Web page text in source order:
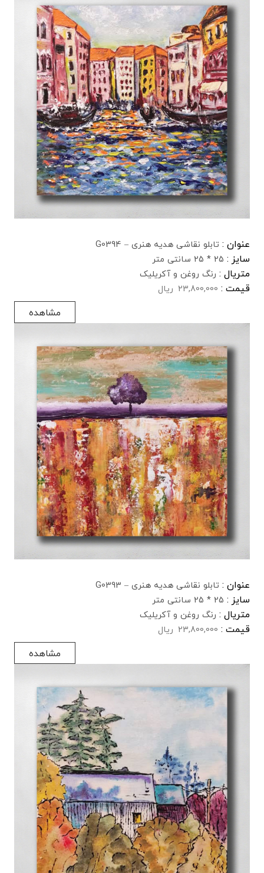
عنوان : تابلو نقاشی هدیه هنری – G0394
سایز : 25 * 25 سانتی متر
متریال : رنگ روغن و آکریلیک
قیمت : 23,800,000 ریال
مشاهده
عنوان : تابلو نقاشی هدیه هنری – G0393
سایز : 25 * 25 سانتی متر
متریال : رنگ روغن و آکریلیک
قیمت : 23,800,000 ریال
مشاهده